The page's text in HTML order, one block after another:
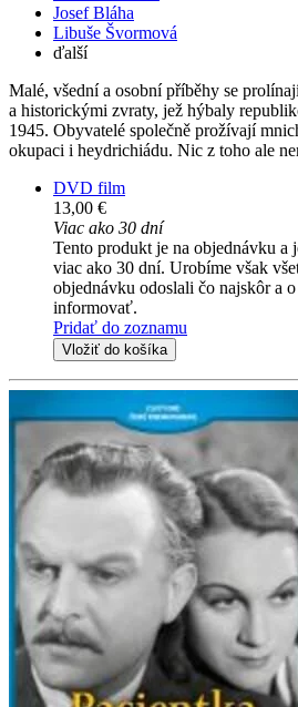
Josef Bláha
Libuše Švormová
ďalší
Malé, všední a osobní příběhy se
a historickými zvraty, jež hýbaly
1945. Obyvatelé společně prožívají
okupaci i heydrichiádu. Nic z toho ale
DVD film
13,00 €
Viac ako 30 dní
Tento produkt je na objednávku a
viac ako 30 dní. Urobíme však
objednávku odoslali čo najskôr a
informovať.
Pridať do zoznamu
Vložiť do košíka